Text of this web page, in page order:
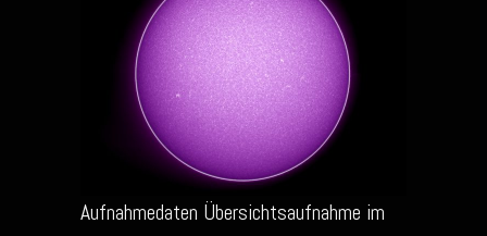
Aufnahmedaten Übersichtsaufnahme im